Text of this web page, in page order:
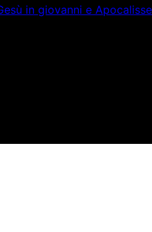
in giovanni e Apocalisse